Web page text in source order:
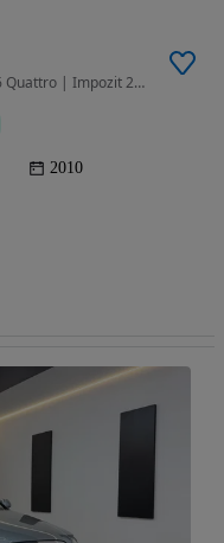
2698 cm3 • 190 CP • Audi A6 C6 2.7 TDI V6 Quattro | Impozit 2026 plătit | Carte service
2010